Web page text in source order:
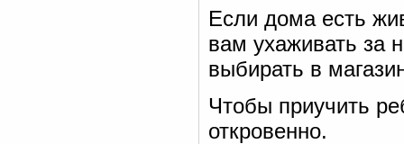
Если дома есть
вам ухаживать за
выбирать в
Чтобы приучить
откровенно.